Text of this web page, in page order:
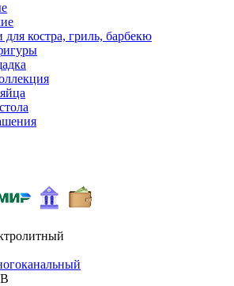
костра, гриль, барбекю